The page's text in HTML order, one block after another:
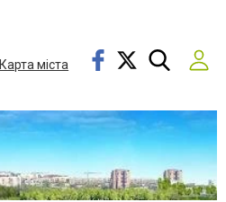
Карта міста